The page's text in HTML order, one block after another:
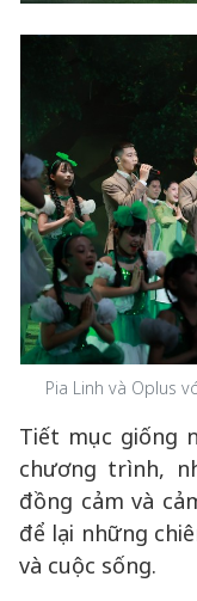
Pia Linh và Oplus
Tiết mục giống
chương trình,
đồng cảm và
để lại những
và cuộc sống.